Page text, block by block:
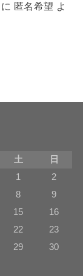
に 匿名希望 よ
土
日
1
2
8
9
15
16
22
23
29
30